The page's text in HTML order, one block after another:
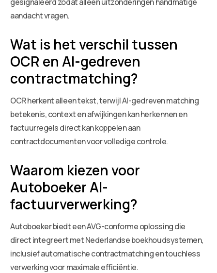
aandacht vragen.
Wat is het verschil tussen
OCR en AI-gedreven
contractmatching?
OCR herkent alleen tekst, terwijl AI-gedreven matching
betekenis, context en afwijkingen kan herkennen en
factuurregels direct kan koppelen aan
contractdocumenten voor volledige controle.
Waarom kiezen voor
Autoboeker AI-
factuurverwerking?
Autoboeker biedt een AVG-conforme oplossing die
direct integreert met Nederlandse boekhoudsystemen,
inclusief automatische contractmatching en touchless
verwerking voor maximale efficiëntie.